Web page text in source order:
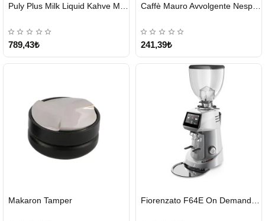
GÖNDERİ
789,43₺
GÖNDERİ
Caffè Mauro Avvolgente Nespresso Kapsül
241,39₺
Makaron Tamper
GÖNDERİ